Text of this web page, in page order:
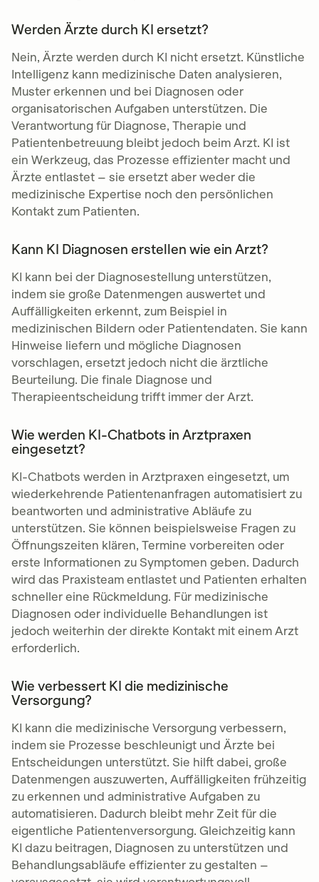
Werden Ärzte durch KI ersetzt?
Nein, Ärzte werden durch KI nicht ersetzt. Künstliche
Intelligenz kann medizinische Daten analysieren,
Muster erkennen und bei Diagnosen oder
organisatorischen Aufgaben unterstützen. Die
Verantwortung für Diagnose, Therapie und
Patientenbetreuung bleibt jedoch beim Arzt. KI ist
ein Werkzeug, das Prozesse effizienter macht und
Ärzte entlastet – sie ersetzt aber weder die
medizinische Expertise noch den persönlichen
Kontakt zum Patienten.
Kann KI Diagnosen erstellen wie ein Arzt?
KI kann bei der Diagnosestellung unterstützen,
indem sie große Datenmengen auswertet und
Auffälligkeiten erkennt, zum Beispiel in
medizinischen Bildern oder Patientendaten. Sie kann
Hinweise liefern und mögliche Diagnosen
vorschlagen, ersetzt jedoch nicht die ärztliche
Beurteilung. Die finale Diagnose und
Therapieentscheidung trifft immer der Arzt.
Wie werden KI-Chatbots in Arztpraxen
eingesetzt?
KI-Chatbots werden in Arztpraxen eingesetzt, um
wiederkehrende Patientenanfragen automatisiert zu
beantworten und administrative Abläufe zu
unterstützen. Sie können beispielsweise Fragen zu
Öffnungszeiten klären, Termine vorbereiten oder
erste Informationen zu Symptomen geben. Dadurch
wird das Praxisteam entlastet und Patienten erhalten
schneller eine Rückmeldung. Für medizinische
Diagnosen oder individuelle Behandlungen ist
jedoch weiterhin der direkte Kontakt mit einem Arzt
erforderlich.
Wie verbessert KI die medizinische
Versorgung?
KI kann die medizinische Versorgung verbessern,
indem sie Prozesse beschleunigt und Ärzte bei
Entscheidungen unterstützt. Sie hilft dabei, große
Datenmengen auszuwerten, Auffälligkeiten frühzeitig
zu erkennen und administrative Aufgaben zu
automatisieren. Dadurch bleibt mehr Zeit für die
eigentliche Patientenversorgung. Gleichzeitig kann
KI dazu beitragen, Diagnosen zu unterstützen und
Behandlungsabläufe effizienter zu gestalten –